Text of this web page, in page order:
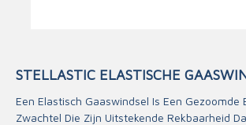
STELLASTIC ELASTISCHE
Een Elastisch Gaaswindsel Is Een Gezoomde
Zwachtel Die Zijn Uitstekende Rekbaarheid